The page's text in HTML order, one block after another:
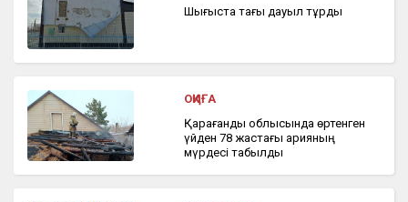
Шығыста тағы дауыл тұрды
ОҚИҒА
Қарағанды облысында өртенген
үйден 78 жастағы қарияның
мүрдесі табылды